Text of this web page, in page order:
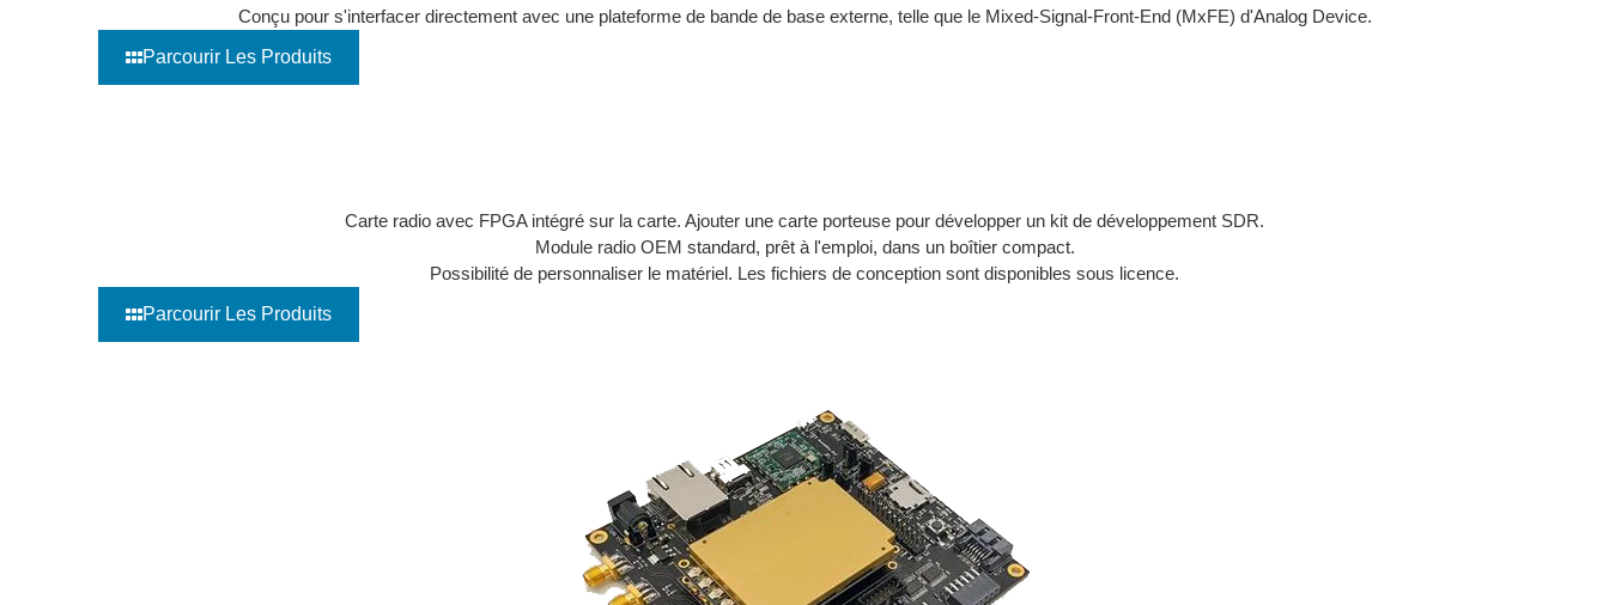
Conçu pour s'interfacer directement avec une plateforme de bande de base externe, telle que le Mixed-Signal-Front-End (MxFE) d'Analog Device.
Parcourir Les Produits
Carte radio avec FPGA intégré sur la carte. Ajouter une carte porteuse pour développer un kit de développement SDR.
Module radio OEM standard, prêt à l'emploi, dans un boîtier compact.
Possibilité de personnaliser le matériel. Les fichiers de conception sont disponibles sous licence.
Parcourir Les Produits